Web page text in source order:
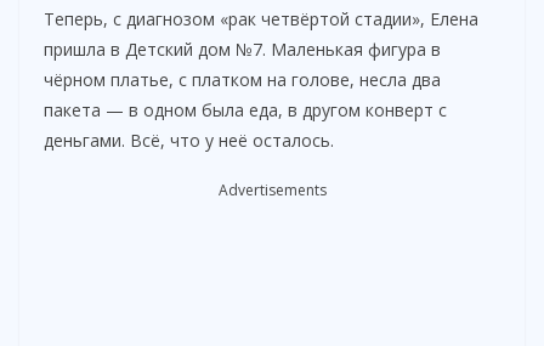
Теперь, с диагнозом «рак четвёртой стадии», Елена
пришла в Детский дом №7. Маленькая фигура в
чёрном платье, с платком на голове, несла два
пакета — в одном была еда, в другом конверт с
деньгами. Всё, что у неё осталось.
Advertisements